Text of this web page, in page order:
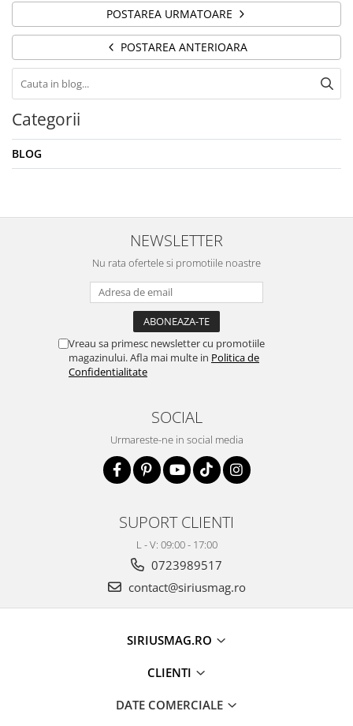
POSTAREA URMATOARE
POSTAREA ANTERIOARA
Categorii
BLOG
NEWSLETTER
Nu rata ofertele si promotiile noastre
Vreau sa primesc newsletter cu promotiile
magazinului. Afla mai multe in Politica de
Confidentialitate
SOCIAL
Urmareste-ne in social media
SUPORT CLIENTI
L - V: 09:00 - 17:00
0723989517
contact@siriusmag.ro
SIRIUSMAG.RO
CLIENTI
DATE COMERCIALE